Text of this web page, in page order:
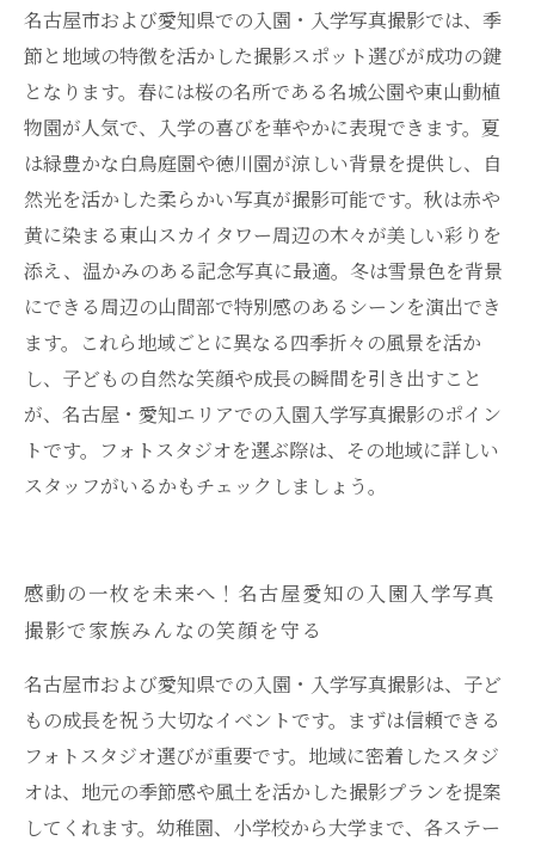
名古屋市および愛知県での入園・入学写真撮影では、季
節と地域の特徴を活かした撮影スポット選びが成功の鍵
となります。春には桜の名所である名城公園や東山動植
物園が人気で、入学の喜びを華やかに表現できます。夏
は緑豊かな白鳥庭園や徳川園が涼しい背景を提供し、自
然光を活かした柔らかい写真が撮影可能です。秋は赤や
黄に染まる東山スカイタワー周辺の木々が美しい彩りを
添え、温かみのある記念写真に最適。冬は雪景色を背景
にできる周辺の山間部で特別感のあるシーンを演出でき
ます。これら地域ごとに異なる四季折々の風景を活か
し、子どもの自然な笑顔や成長の瞬間を引き出すこと
が、名古屋・愛知エリアでの入園入学写真撮影のポイン
トです。フォトスタジオを選ぶ際は、その地域に詳しい
スタッフがいるかもチェックしましょう。
感動の一枚を未来へ！名古屋愛知の入園入学写真
撮影で家族みんなの笑顔を守る
名古屋市および愛知県での入園・入学写真撮影は、子ど
もの成長を祝う大切なイベントです。まずは信頼できる
フォトスタジオ選びが重要です。地域に密着したスタジ
オは、地元の季節感や風土を活かした撮影プランを提案
してくれます。幼稚園、小学校から大学まで、各ステー